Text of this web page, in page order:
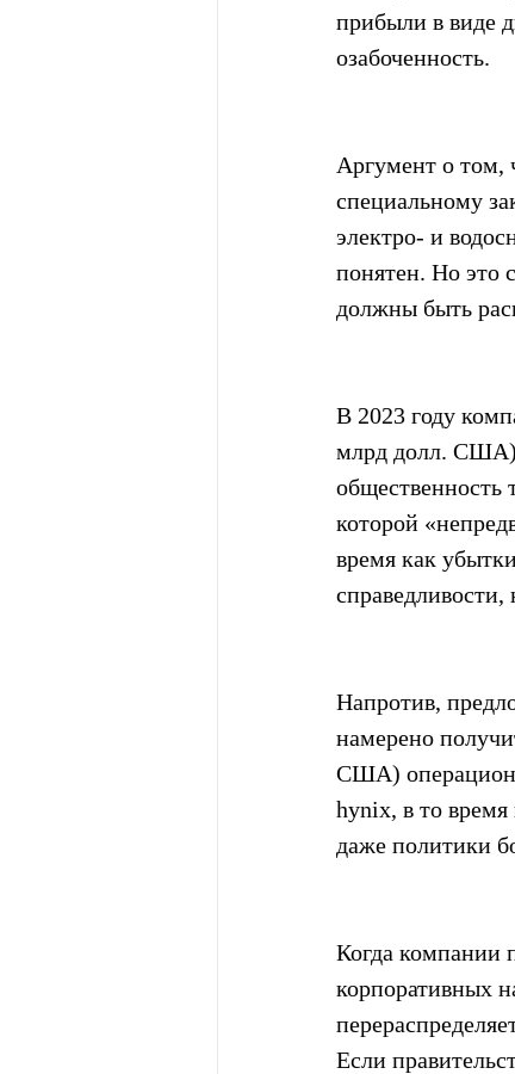
прибыли в виде
озабоченность.
Аргумент о том,
специальному
электро- и
понятен. Но это
должны быть
В 2023 году
млрд долл. США)
общественность
которой
время как
Напротив,
намерено
США)
hynix, в то
даже политики
Когда компании
корпоративных
Если